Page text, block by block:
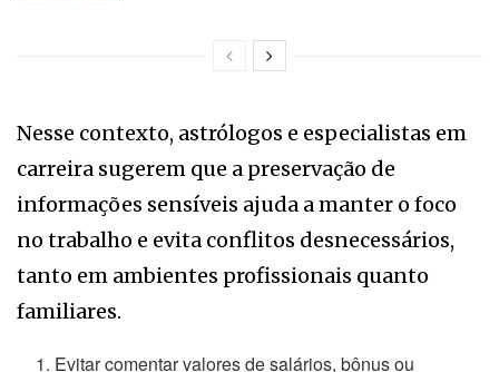
Nesse contexto, astrólogos e especialistas em
carreira sugerem que a preservação de
informações sensíveis ajuda a manter o foco
no trabalho e evita conflitos desnecessários,
tanto em ambientes profissionais quanto
familiares.
Evitar comentar valores de salários, bônus ou